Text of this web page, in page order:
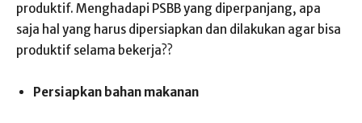
produktif. Menghadapi PSBB yang diperpanjang, apa
saja hal yang harus dipersiapkan dan dilakukan agar bisa
produktif selama bekerja??
Persiapkan bahan makanan